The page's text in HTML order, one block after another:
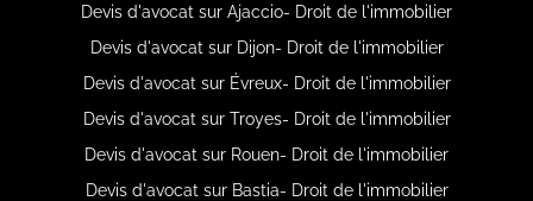
Devis d'avocat sur Ajaccio- Droit de l'immobilier
Devis d'avocat sur Dijon- Droit de l'immobilier
Devis d'avocat sur Évreux- Droit de l'immobilier
Devis d'avocat sur Troyes- Droit de l'immobilier
Devis d'avocat sur Rouen- Droit de l'immobilier
Devis d'avocat sur Bastia- Droit de l'immobilier